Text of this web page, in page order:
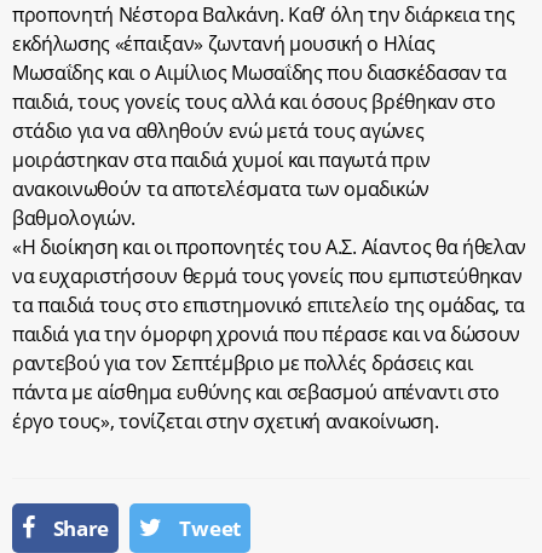
προπονητή Νέστορα Βαλκάνη. Καθ’ όλη την διάρκεια της
εκδήλωσης «έπαιξαν» ζωντανή μουσική ο Ηλίας
Μωσαΐδης και ο Αιμίλιος Μωσαΐδης που διασκέδασαν τα
παιδιά, τους γονείς τους αλλά και όσους βρέθηκαν στο
στάδιο για να αθληθούν ενώ μετά τους αγώνες
μοιράστηκαν στα παιδιά χυμοί και παγωτά πριν
ανακοινωθούν τα αποτελέσματα των ομαδικών
βαθμολογιών.
«Η διοίκηση και οι προπονητές του Α.Σ. Αίαντος θα ήθελαν
να ευχαριστήσουν θερμά τους γονείς που εμπιστεύθηκαν
τα παιδιά τους στο επιστημονικό επιτελείο της ομάδας, τα
παιδιά για την όμορφη χρονιά που πέρασε και να δώσουν
ραντεβού για τον Σεπτέμβριο με πολλές δράσεις και
πάντα με αίσθημα ευθύνης και σεβασμού απέναντι στο
έργο τους», τονίζεται στην σχετική ανακοίνωση.
Share Tweet